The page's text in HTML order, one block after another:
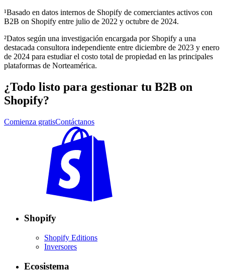
¹Basado en datos internos de Shopify de comerciantes activos con
B2B on Shopify entre julio de 2022 y octubre de 2024.
²Datos según una investigación encargada por Shopify a una
destacada consultora independiente entre diciembre de 2023 y enero
de 2024 para estudiar el costo total de propiedad en las principales
plataformas de Norteamérica.
¿Todo listo para gestionar tu B2B on
Shopify?
Comienza gratisContáctanos
Shopify
Shopify Editions
Inversores
Ecosistema